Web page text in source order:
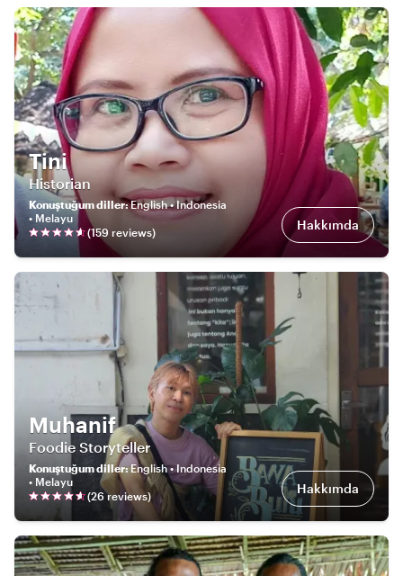
Tini
Historian
Konuştuğum diller:English • Indonesia
• Melayu
(159 reviews) Hakkımda
Muhanif
Foodie Storyteller
Konuştuğum diller:English • Indonesia
• Melayu
(26reviews) Hakkımda